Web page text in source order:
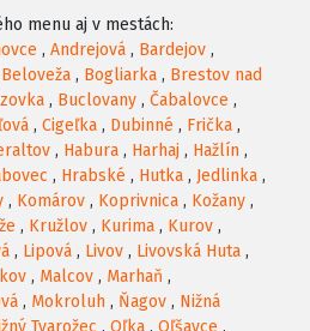
menu aj v mestách:
, Andrejová , Bardejov ,
Beloveža , Bogliarka , Brestov nad
, Buclovany , Čabalovce ,
, Cigeľka , Dubinné , Frička ,
, Habura , Harhaj , Hažlín ,
, Hrabské , Hutka , Jedlinka ,
, Komárov , Koprivnica , Kožany ,
, Kružlov , Kurima , Kurov ,
, Lipová , Livov , Livovská Huta ,
, Malcov , Marhaň ,
, Mokroluh , Ňagov , Nižná